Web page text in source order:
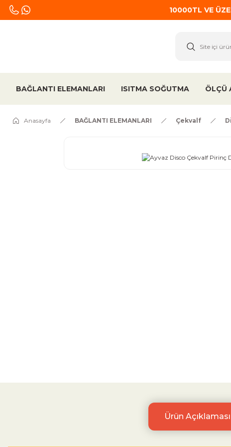
10000TL VE
BAĞLANTI ELEMANLARI ISITMA SOĞUTMA ÖLÇÜ
Anasayfa BAĞLANTI ELEMANLARI Çekvalf
Ürün Açıklaması